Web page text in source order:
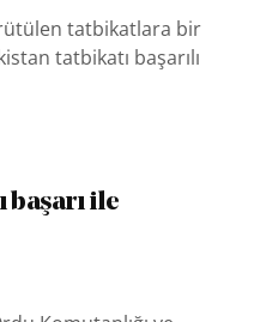
tatbikatlara bir
tatbikatı başarılı
başarı ile